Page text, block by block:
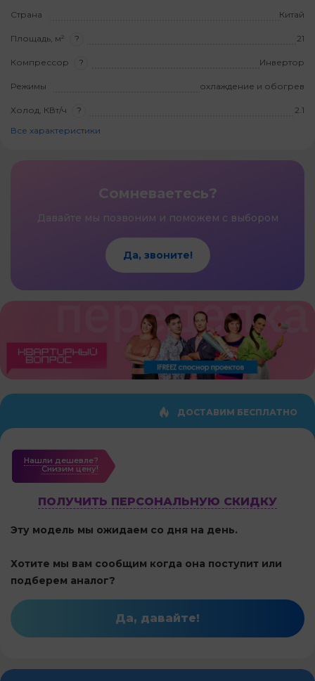
Страна Китай
Площадь, м² ? 21
Компрессор ? Инвертор
Режимы охлаждение и обогрев
Холод, КВт/ч ?
2.1
Все характеристики
Сомневаетесь?
Давайте мы позвоним и поможем с выбором
Да, звоните!
ДОСТАВИМ БЕСПЛАТНО
Нашли дешевле?
Cнизим цену!
ПОЛУЧИТЬ ПЕРСОНАЛЬНУЮ СКИДКУ
Эту модель мы ожидаем со дня на день.
Хотите мы вам сообщим когда она поступит или
подберем аналог?
Да, давайте!